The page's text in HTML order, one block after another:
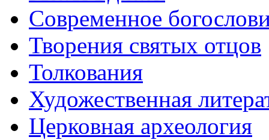
Современное
Творения святых отцов
Толкования
Художественная
Церковная археология